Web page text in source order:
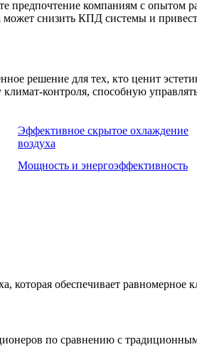
предпочтение компаниям с
может снизить КПД системы и
решение для тех, кто ценит
контроля, способную
Эффективное скрытое охлаждение
воздуха
Мощность и энергоэффективность
которая обеспечивает равномерное
по сравнению с